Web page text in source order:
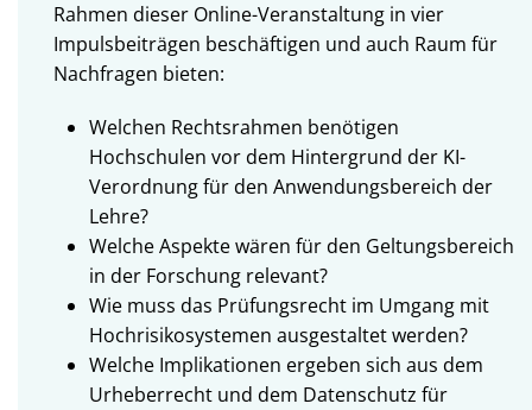
Rahmen dieser Online-Veranstaltung in vier
Impulsbeiträgen beschäftigen und auch Raum für
Nachfragen bieten:
Welchen Rechtsrahmen benötigen
Hochschulen vor dem Hintergrund der KI-
Verordnung für den Anwendungsbereich der
Lehre?
Welche Aspekte wären für den Geltungsbereich
in der Forschung relevant?
Wie muss das Prüfungsrecht im Umgang mit
Hochrisikosystemen ausgestaltet werden?
Welche Implikationen ergeben sich aus dem
Urheberrecht und dem Datenschutz für